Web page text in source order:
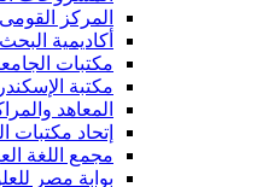
المركز
أكاديمية
مكتبات
مكتبة
المعاهد
إتحاد مكتبات
مجمع اللغة
بوابة مصر